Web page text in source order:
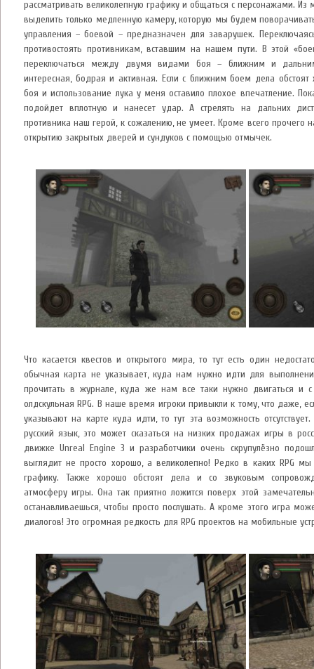
рассматривать великолепную графику и общаться с персонажами. Из
выделить только медленную камеру, которую мы будем
управления – боевой – предназначен для заварушек.
противостоять противникам, вставшим на нашем пути. В этой
переключаться между двумя видами боя – ближним и
интересная, бодрая и активная. Если с ближним боем дела
боя и использование лука у меня оставило плохое впечатление.
подойдет вплотную и нанесет удар. А стрелять на дальних
противника наш герой, к сожалению, не умеет. Кроме всего
открытию закрытых дверей и сундуков с помощью отмычек.
Что касается квестов и открытого мира, то тут есть один
обычная карта не указывает, куда нам нужно идти для
прочитать в журнале, куда же нам все таки нужно двигаться и с
олдскульная RPG. В наше время игроки привыкли к тому, что даже,
указывают на карте куда идти, то тут эта возможность
русский язык, это может сказаться на низких продажах игры в
движке Unreal Engine 3 и разработчики очень скрупулёзно
выглядит не просто хорошо, а великолепно! Редко в каких RPG
графику. Также хорошо обстоят дела и со звуковым
атмосферу игры. Она так приятно ложится поверх этой
останавливаешься, чтобы просто послушать. А кроме этого игра
диалогов! Это огромная редкость для RPG проектов на мобильные